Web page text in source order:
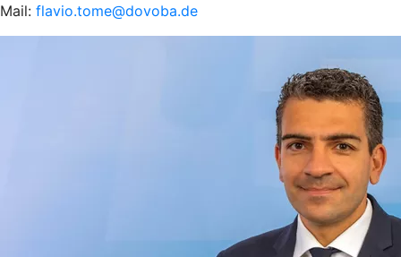
Mail: flavio.tome@dovoba.de